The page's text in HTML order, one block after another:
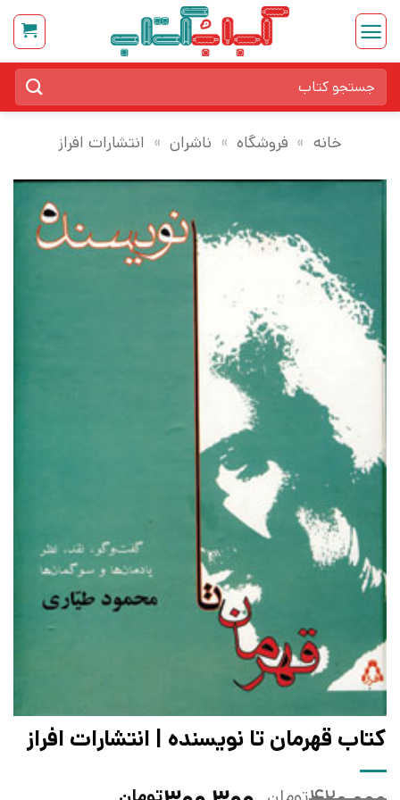
Skip
content
برای:
خانه » فروشگاه » ناشران » انتشارات افراز
کتاب قهرمان تا نویسنده | انتشارات افراز